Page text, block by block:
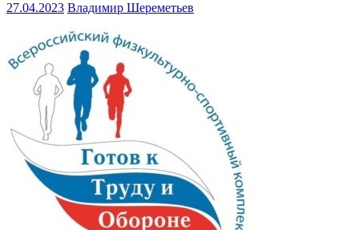
27.04.2023 Владимир Шереметьев